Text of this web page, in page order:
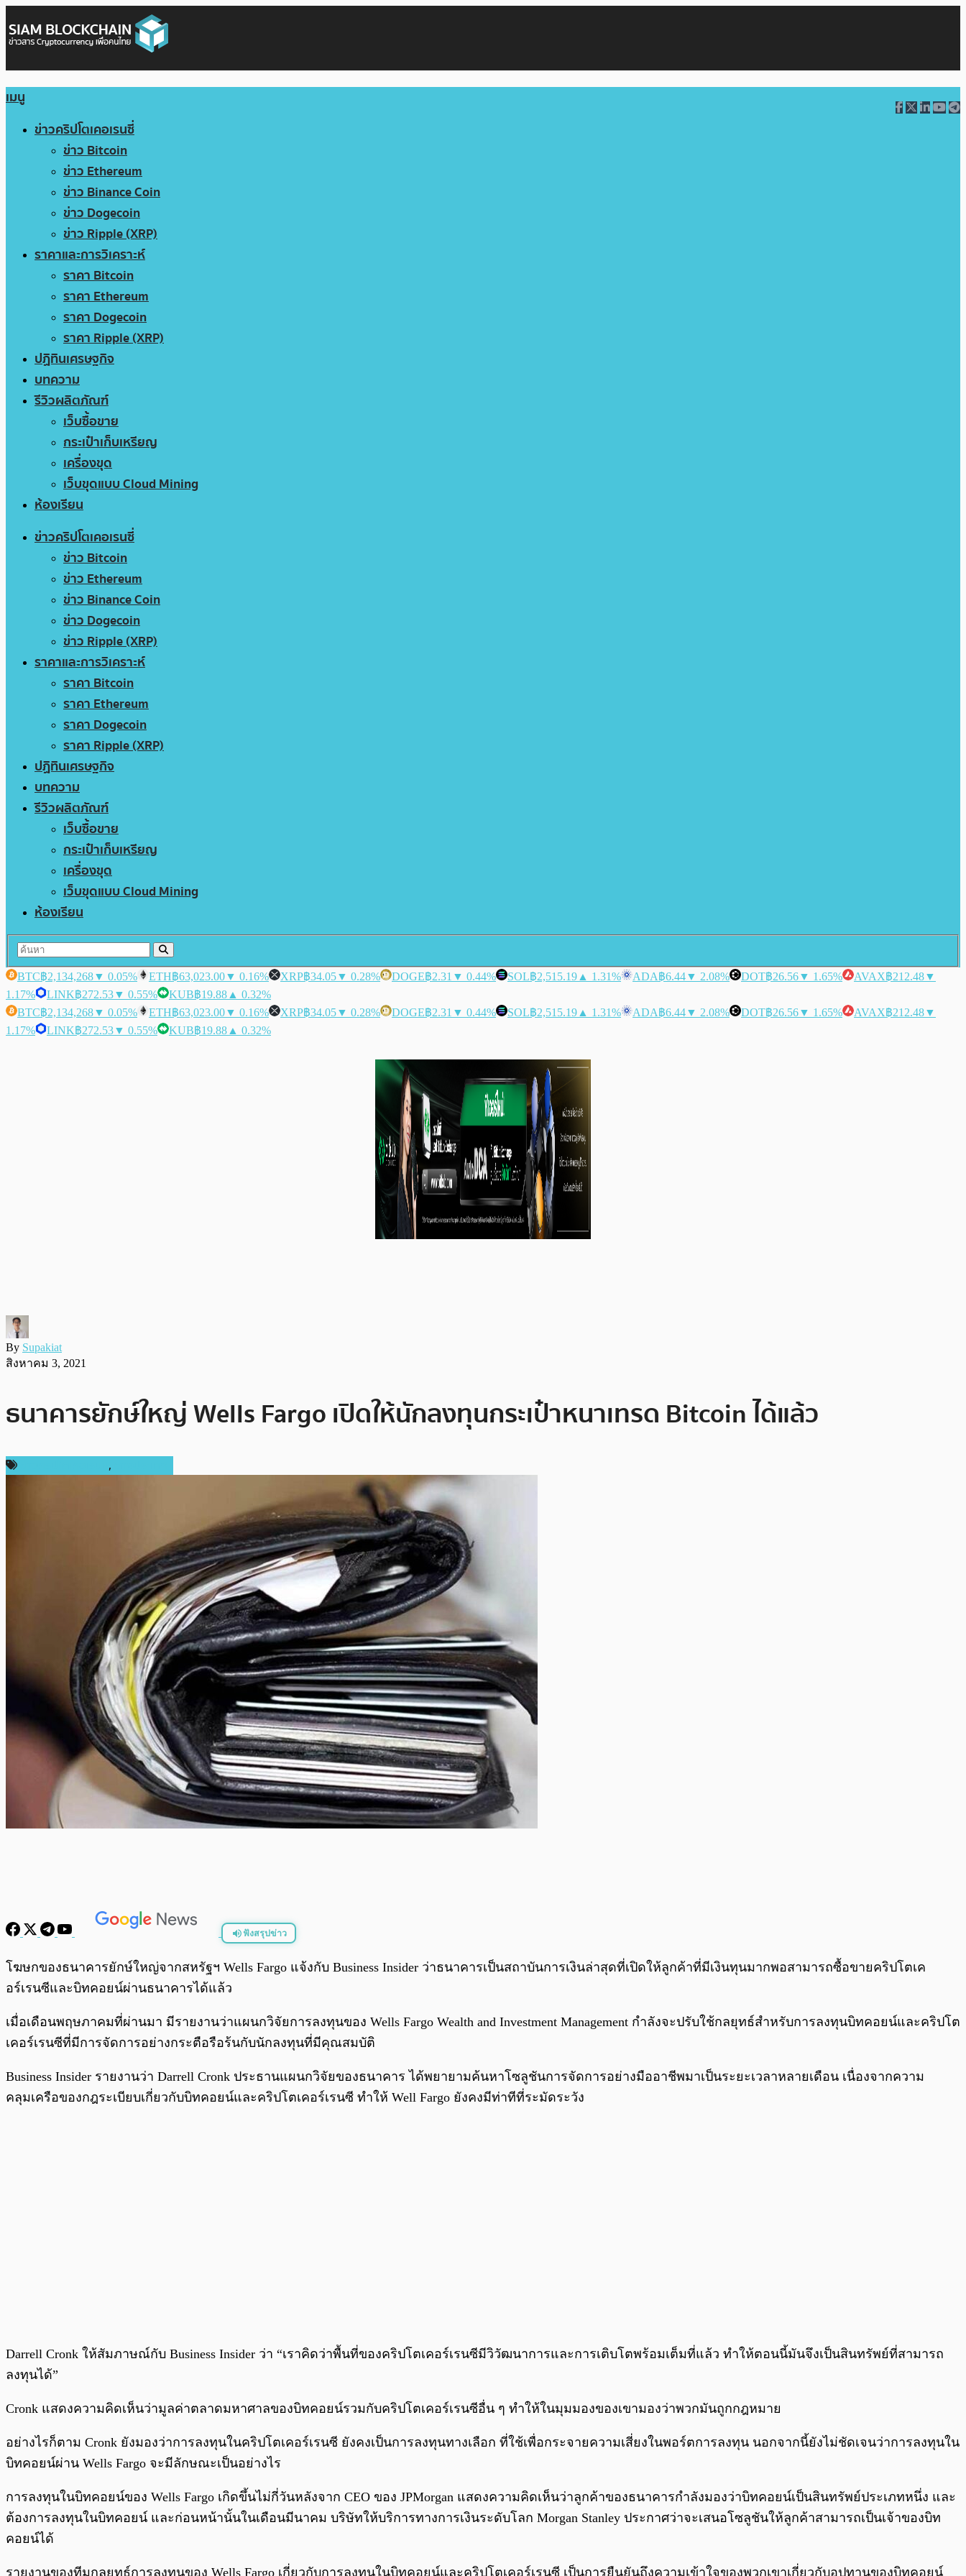
เมนู
ข่าวคริปโตเคอเรนซี่
ข่าว Bitcoin
ข่าว Ethereum
ข่าว Binance Coin
ข่าว Dogecoin
ข่าว Ripple (XRP)
ราคาและการวิเคราะห์
ราคา Bitcoin
ราคา Ethereum
ราคา Dogecoin
ราคา Ripple (XRP)
ปฏิทินเศรษฐกิจ
บทความ
รีวิวผลิตภัณฑ์
เว็บซื้อขาย
กระเป๋าเก็บเหรียญ
เครื่องขุด
เว็บขุดแบบ Cloud Mining
ห้องเรียน
ข่าวคริปโตเคอเรนซี่
ข่าว Bitcoin
ข่าว Ethereum
ข่าว Binance Coin
ข่าว Dogecoin
ข่าว Ripple (XRP)
ราคาและการวิเคราะห์
ราคา Bitcoin
ราคา Ethereum
ราคา Dogecoin
ราคา Ripple (XRP)
ปฏิทินเศรษฐกิจ
บทความ
รีวิวผลิตภัณฑ์
เว็บซื้อขาย
กระเป๋าเก็บเหรียญ
เครื่องขุด
เว็บขุดแบบ Cloud Mining
ห้องเรียน
BTC฿2,134,268▼ 0.05% ETH฿63,023.00▼ 0.16% XRP฿34.05▼ 0.28% DOGE฿2.31 ▼ 0.44% SOL฿2,515.19 ▲ 1.31% ADA฿6.44▼ 2.08% DOT฿26.56▼ 1.65% AVAX฿212.48▼
1.17%
LINK฿272.53▼ 0.55% KUB฿19.88 ▲ 0.32%
BTC฿2,134,268▼ 0.05% ETH฿63,023.00▼ 0.16% XRP฿34.05▼ 0.28% DOGE฿2.31 ▼ 0.44% SOL฿2,515.19 ▲ 1.31% ADA฿6.44▼ 2.08% DOT฿26.56▼ 1.65% AVAX฿212.48▼
1.17%
LINK฿272.53▼ 0.55% KUB฿19.88 ▲ 0.32%
By Supakiat
สิงหาคม 3, 2021
ธนาคารยักษ์ใหญ่ Wells Fargo เปิดให้นักลงทุนกระเป๋าหนาเทรด Bitcoin ได้แล้ว
,
ฟังสรุปข่าว
/ 0:00
โฆษกของธนาคารยักษ์ใหญ่จากสหรัฐฯ Wells Fargo แจ้งกับ Business Insider ว่าธนาคารเป็นสถาบันการเงินล่าสุดที่เปิดให้ลูกค้าที่มีเงินทุนมากพอสามารถซื้อขายคริปโตเค
อร์เรนซีและบิทคอยน์ผ่านธนาคารได้แล้ว
เมื่อเดือนพฤษภาคมที่ผ่านมา มีรายงานว่าแผนกวิจัยการลงทุนของ Wells Fargo Wealth and Investment Management กำลังจะปรับใช้กลยุทธ์สำหรับการลงทุนบิทคอยน์และคริปโต
เคอร์เรนซีที่มีการจัดการอย่างกระตือรือร้นกับนักลงทุนที่มีคุณสมบัติ
Business Insider รายงานว่า Darrell Cronk ประธานแผนกวิจัยของธนาคาร ได้พยายามค้นหาโซลูชันการจัดการอย่างมืออาชีพมาเป็นระยะเวลาหลายเดือน เนื่องจากความ
คลุมเครือของกฎระเบียบเกี่ยวกับบิทคอยน์และคริปโตเคอร์เรนซี ทำให้ Well Fargo ยังคงมีท่าทีที่ระมัดระวัง
Darrell Cronk ให้สัมภาษณ์กับ Business Insider ว่า “เราคิดว่าพื้นที่ของคริปโตเคอร์เรนซีมีวิวัฒนาการและการเติบโตพร้อมเต็มที่แล้ว ทำให้ตอนนี้มันจึงเป็นสินทรัพย์ที่สามารถ
ลงทุนได้”
Cronk แสดงความคิดเห็นว่ามูลค่าตลาดมหาศาลของบิทคอยน์รวมกับคริปโตเคอร์เรนซีอื่น ๆ ทำให้ในมุมมองของเขามองว่าพวกมันถูกกฎหมาย
อย่างไรก็ตาม Cronk ยังมองว่าการลงทุนในคริปโตเคอร์เรนซี ยังคงเป็นการลงทุนทางเลือก ที่ใช้เพื่อกระจายความเสี่ยงในพอร์ตการลงทุน นอกจากนี้ยังไม่ชัดเจนว่าการลงทุนใน
บิทคอยน์ผ่าน Wells Fargo จะมีลักษณะเป็นอย่างไร
การลงทุนในบิทคอยน์ของ Wells Fargo เกิดขึ้นไม่กี่วันหลังจาก CEO ของ JPMorgan แสดงความคิดเห็นว่าลูกค้าของธนาคารกำลังมองว่าบิทคอยน์เป็นสินทรัพย์ประเภทหนึ่ง และ
ต้องการลงทุนในบิทคอยน์ และก่อนหน้านั้นในเดือนมีนาคม บริษัทให้บริการทางการเงินระดับโลก Morgan Stanley ประกาศว่าจะเสนอโซลูชันให้ลูกค้าสามารถเป็นเจ้าของบิท
คอยน์ได้
รายงานของทีมกลยุทธ์การลงทุนของ Wells Fargo เกี่ยวกับการลงทุนในบิทคอยน์และคริปโตเคอร์เรนซี เป็นการยืนยันถึงความเข้าใจของพวกเขาเกี่ยวกับอุปทานของบิทคอยน์